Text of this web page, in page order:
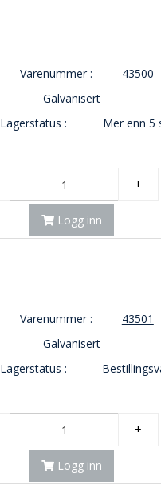
Varenummer :
43500
Galvanisert
Lagerstatus :
Mer enn 5
+
Logg inn
Varenummer :
43501
Galvanisert
Lagerstatus :
+
Logg inn